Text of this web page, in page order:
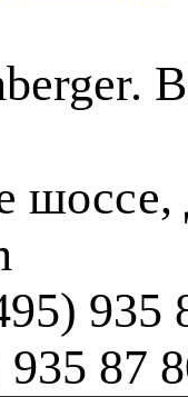
935
87